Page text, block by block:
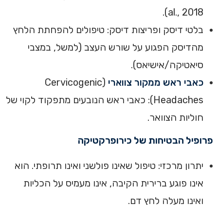
al., 2018).
בלטי דיסק ופריצות דיסק: טיפולים להפחתת הלחץ
מהדיסק הפגוע על שורש העצב (למשל, במצבי
סיאטיקה/אישיאס).
כאבי ראש ממקור צווארי (Cervicogenic
Headaches): כאבי ראש הנובעים מתפקוד לקוי של
חוליות הצוואר.
פרופיל הבטיחות של כירופרקטיקה
יתרון מרכזי: טיפול שאינו פולשני ואינו תרופתי. הוא
אינו פוגע ברירית הקיבה, אינו מעמיס על הכליות
ואינו מעלה לחץ דם.